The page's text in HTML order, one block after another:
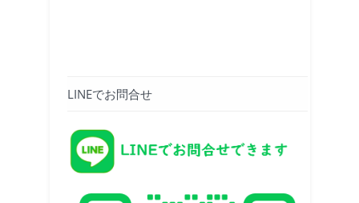
LINEでお問合せ